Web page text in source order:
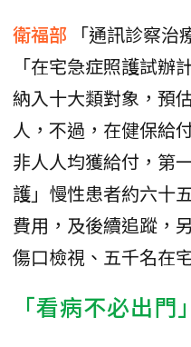
衛福部 「通訊診察治
「在宅急症照護試辦
納入十大類對象，預
人，不過，在健保給
非人人均獲給付，第
護」慢性患者約六十
費用，及後續追蹤，
傷口檢視、五千名在
「看病不必出